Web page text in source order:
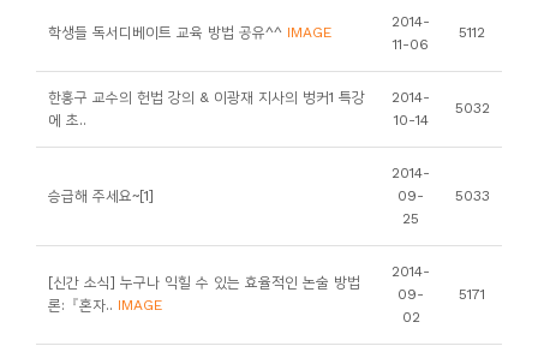
학생들 독서디베이트 교육 방법 공유^^ IMAGE
2014-
11-06
5112
한홍구 교수의 헌법 강의 & 이광재 지사의 벙커1 특강
에 초..
2014-
10-14
5032
승급해 주세요~[1]
2014-
09-
25
5033
[신간 소식] 누구나 익힐 수 있는 효율적인 논술 방법
론:『혼자.. IMAGE
2014-
09-
02
5171
아